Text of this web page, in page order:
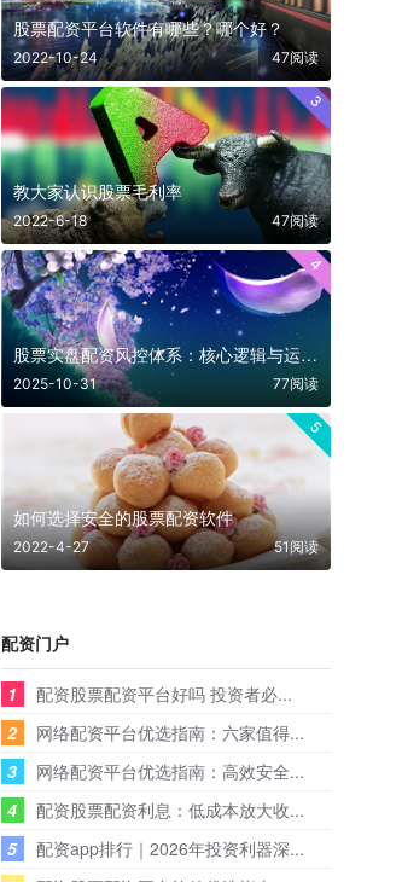
股票配资平台软件有哪些？哪个好？
2022-10-24 47阅读
3
教大家认识股票毛利率
2022-6-18 47阅读
4
股票实盘配资风控体系：核心逻辑与运作全解析
2025-10-31 77阅读
5
如何选择安全的股票配资软件
2022-4-27 51阅读
配资门户
1
配资股票配资平台好吗 投资者必...
2
网络配资平台优选指南：六家值得...
3
网络配资平台优选指南：高效安全...
4
配资股票配资利息：低成本放大收...
5
配资app排行｜2026年投资利器深...